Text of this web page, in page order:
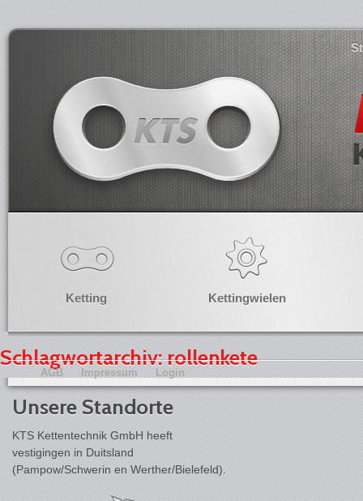
Ketting Kettingwielen
Schlagwortarchiv: rollenkete
Unsere Standorte
KTS Kettentechnik GmbH heeft
vestigingen in Duitsland
(Pampow/Schwerin en Werther/Bielefeld).
AGB Impressum Login